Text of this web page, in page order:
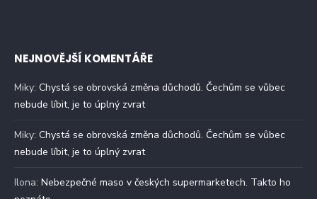
NEJNOVĚJŠÍ KOMENTÁŘE
Miky: Chystá se obrovská změna důchodů. Čechům se vůbec
nebude líbit, je to úplný zvrat
Miky: Chystá se obrovská změna důchodů. Čechům se vůbec
nebude líbit, je to úplný zvrat
Ilona: Nebezpečné maso v českých supermarketech. Takto ho